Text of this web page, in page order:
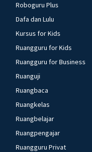
Roboguru Plus
Dafa dan Lulu
Kursus for Kids
Ruangguru for Kids
Ruangguru for Business
Ruanguji
Ruangbaca
Ruangkelas
Ruangbelajar
Ruangpengajar
Ruangguru Privat